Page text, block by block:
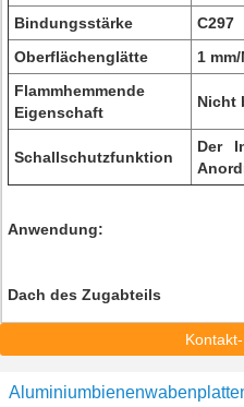
Bindungsstärke C297
Oberflächenglätte
1
Flammhemmende
Eigenschaft
Nicht
Schallschutzfunktion
Der
Anwendung:
Dach des Zugabteils